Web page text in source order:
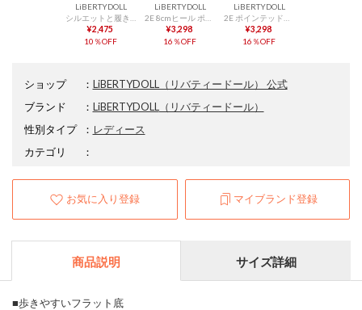
LiBERTYDOLL
¥2,475
10％OFF
LiBERTYDOLL
¥3,298
16％OFF
LiBERTYDOLL
¥3,298
16％OFF
ショップ ： LiBERTYDOLL（リバティードール） 公式
ブランド
： LiBERTYDOLL
（リバティードール）
性別タイプ
： レディース
カテゴリ
：
お気に入り登録 マイブランド登録
商品説明 サイズ詳細
■歩きやすいフラット底